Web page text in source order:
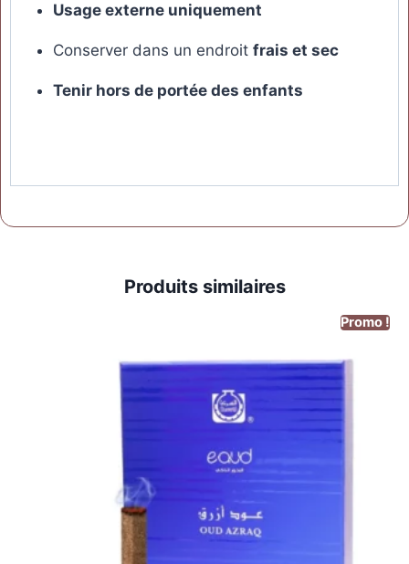
Usage externe uniquement
Conserver dans un endroit frais et sec
Tenir hors de portée des enfants
Produits similaires
Promo !